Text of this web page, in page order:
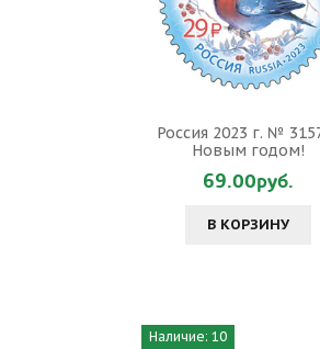
Россия 2023 г. №
Новым годом!
69.00руб.
В КОРЗИНУ
Наличие: 10